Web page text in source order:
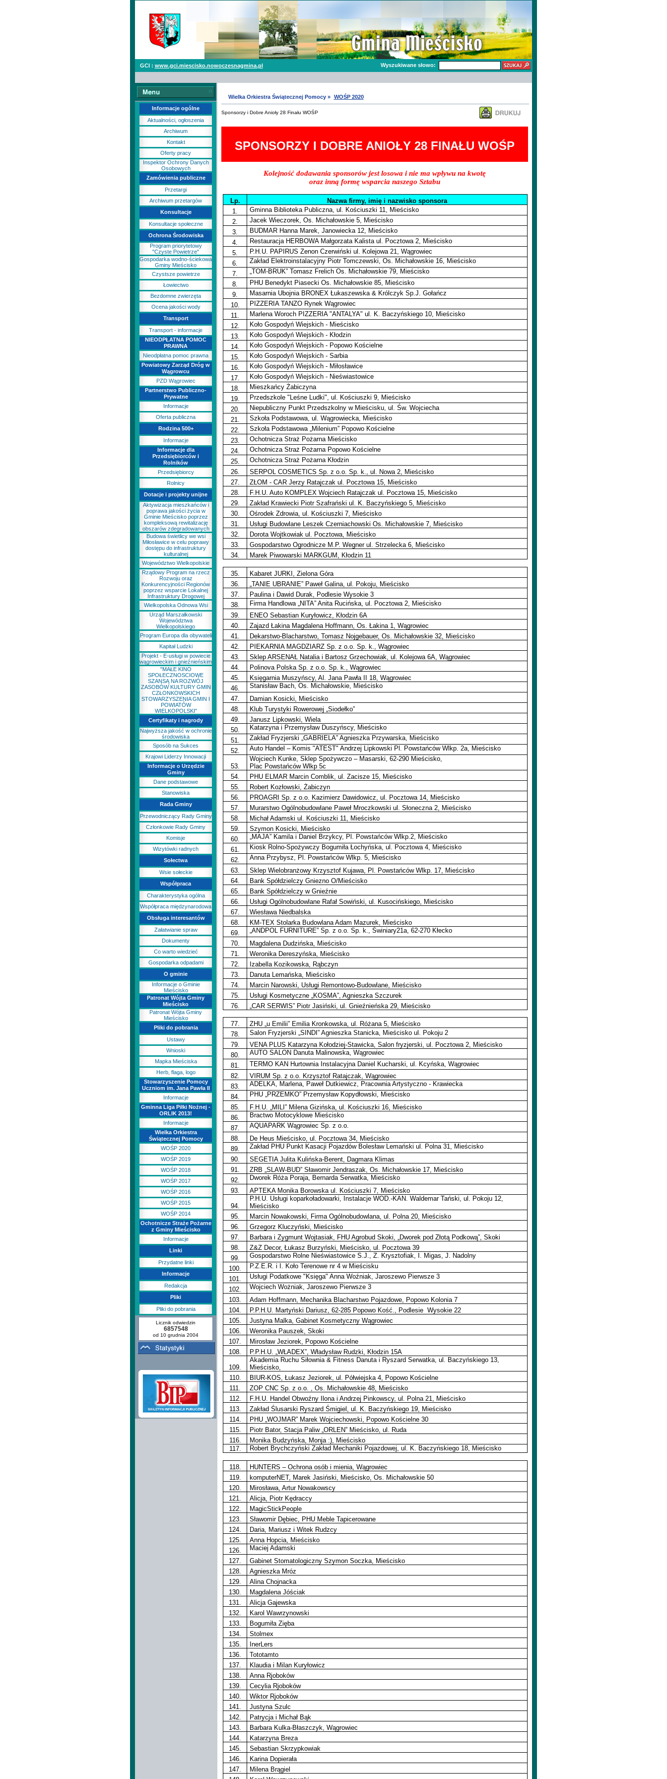
GCI : www.gci.miescisko.nowoczesnagmina.pl Wyszukiwane słowo:
Informacje ogólne
Aktualności, ogłoszenia
Archiwum
Kontakt
Oferty pracy
Inspektor Ochrony Danych
Osobowych
Zamówienia publiczne
Przetargi
Archiwum przetargów
Konsultacje
Konsultacje społeczne
Ochrona Środowiska
Program priorytetowy
"Czyste Powietrze"
Gospodarka wodno-ściekowa
Gminy Mieścisko
Czystsze powietrze
Łowiectwo
Bezdomne zwierzęta
Ocena jakości wody
Transport
Transport - informacje
NIEODPŁATNA POMOC
PRAWNA
Nieodpłatna pomoc prawna
Powiatowy Zarząd Dróg w
Wągrowcu
PZD Wągrowiec
Partnerstwo Publiczno-
Prywatne
Informacje
Oferta publiczna
Rodzina 500+
Informacje
Informacje dla
Przedsiębiorców i
Rolników
Przedsiębiorcy
Rolnicy
Dotacje i projekty unijne
Aktywizacja mieszkańców i
poprawa jakości życia w
Gminie Mieścisko poprzez
kompleksową rewitalizację
obszarów zdegradowanych
Budowa świetlicy we wsi
Miłosławice w celu poprawy
dostępu do infrastruktury
kulturalnej
Województwo Wielkopolskie
Rządowy Program na rzecz
Rozwoju oraz
Konkurencyjności Regionów
poprzez wsparcie Lokalnej
Infrastruktury Drogowej
Wielkopolska Odnowa Wsi
Urząd Marszałkowski
Województwa
Wielkopolskiego
Program Europa dla obywateli
Kapitał Ludzki
Projekt - E-usługi w powiecie
wągrowieckim i gnieźnieńskim
"MAŁE KINO
SPOŁECZNOSCIOWE
SZANSĄ NA ROZWÓJ
ZASOBÓW KULTURY GMIN
CZŁONKOWSKICH
STOWARZYSZENIA GMIN I
POWIATÓW
WIELKOPOLSKI"
Certyfikaty i nagrody
Najwyższa jakość w ochronie
środowiska
Sposób na Sukces
Krajowi Liderzy Innowacji
Informacje o Urzędzie
Gminy
Dane podstawowe
Stanowiska
Rada Gminy
Przewodniczący Rady Gminy
Członkowie Rady Gminy
Komisje
Wizytówki radnych
Sołectwa
Wsie sołeckie
Współpraca
Charakterystyka ogólna
Współpraca międzynarodowa
Obsługa interesantów
Załatwianie spraw
Dokumenty
Co warto wiedzieć
Gospodarka odpadami
O gminie
Informacje o Gminie
Mieścisko
Patronat Wójta Gminy
Mieścisko
Patronat Wójta Gminy
Mieścisko
Pliki do pobrania
Ustawy
Wnioski
Mapka Mieściska
Herb, flaga, logo
Stowarzyszenie Pomocy
Uczniom im. Jana Pawła II
Informacje
Gminna Liga Piłki Nożnej -
ORLIK 2013!
Informacje
Wielka Orkiestra
Świątecznej Pomocy
WOŚP 2020
WOŚP 2019
WOŚP 2018
WOŚP 2017
WOŚP 2016
WOŚP 2015
WOŚP 2014
Ochotnicze Straże Pożarne
z Gminy Mieścisko
Informacje
Linki
Przydatne linki
Informacje
Redakcja
Pliki
Pliki do pobrania
Licznik odwiedzin
6857548
od 10 grudnia 2004
Wielka Orkiestra Świątecznej Pomocy » WOŚP 2020
Sponsorzy i Dobre Anioły 28 Finału WOŚP
SPONSORZY I DOBRE ANIOŁY 28 FINAŁU WOŚP
Kolejność dodawania sponsorów jest losowa i nie ma wpływu na kwotę
oraz inną formę wsparcia naszego Sztabu
Lp.
Nazwa firmy, imię i nazwisko sponsora
1.
Gminna Biblioteka Publiczna, ul. Kościuszki 11, Mieścisko
2.
Jacek Wieczorek, Os. Michałowskie 5, Mieścisko
3.
BUDMAR Hanna Marek, Janowiecka 12, Mieścisko
4.
Restauracja HERBOWA Małgorzata Kalista ul. Pocztowa 2, Mieścisko
5.
P.H.U. PAPIRUS Zenon Czerwiński ul. Kolejowa 21, Wągrowiec
6.
Zakład Elektroinstalacyjny Piotr Tomczewski, Os. Michałowskie 16, Mieścisko
7.
„TOM-BRUK” Tomasz Frelich Os. Michałowskie 79, Mieścisko
8.
PHU Benedykt Piasecki Os. Michałowskie 85, Mieścisko
9.
Masarnia Ubojnia BRONEX Łukaszewska & Królczyk Sp.J. Gołańcz
10.
PIZZERIA TANZO Rynek Wągrowiec
11.
Marlena Woroch PIZZERIA "ANTALYA" ul. K. Baczyńskiego 10, Mieścisko
12.
Koło Gospodyń Wiejskich - Mieścisko
13.
Koło Gospodyń Wiejskich - Kłodzin
14.
Koło Gospodyń Wiejskich - Popowo Kościelne
15.
Koło Gospodyń Wiejskich - Sarbia
16.
Koło Gospodyń Wiejskich - Miłosławice
17.
Koło Gospodyń Wiejskich - Nieświastowice
18.
Mieszkańcy Żabiczyna
19.
Przedszkole "Leśne Ludki", ul. Kościuszki 9, Mieścisko
20.
Niepubliczny Punkt Przedszkolny w Mieścisku, ul. Św. Wojciecha
21.
Szkoła Podstawowa, ul. Wągrowiecka, Mieścisko
22.
Szkoła Podstawowa „Milenium” Popowo Kościelne
23.
Ochotnicza Straż Pożarna Mieścisko
24.
Ochotnicza Straż Pożarna Popowo Kościelne
25.
Ochotnicza Straż Pożarna Kłodzin
26.
SERPOL COSMETICS Sp. z o.o. Sp. k., ul. Nowa 2, Mieścisko
27.
ZŁOM - CAR Jerzy Ratajczak ul. Pocztowa 15, Mieścisko
28.
F.H.U. Auto KOMPLEX Wojciech Ratajczak ul. Pocztowa 15, Mieścisko
29.
Zakład Krawiecki Piotr Szafrański ul. K. Baczyńskiego 5, Mieścisko
30.
Ośrodek Zdrowia, ul. Kościuszki 7, Mieścisko
31.
Usługi Budowlane Leszek Czerniachowski Os. Michałowskie 7, Mieścisko
32.
Dorota Wojtkowiak ul. Pocztowa, Mieścisko
33.
Gospodarstwo Ogrodnicze M.P. Wegner ul. Strzelecka 6, Mieścisko
34.
Marek Piwowarski MARKGUM, Kłodzin 11
35.
Kabaret JURKI, Zielona Góra
36.
„TANIE UBRANIE” Paweł Galina, ul. Pokoju, Mieścisko
37.
Paulina i Dawid Durak, Podlesie Wysokie 3
38.
Firma Handlowa „NITA” Anita Rucińska, ul. Pocztowa 2, Mieścisko
39.
ENEO Sebastian Kuryłowicz, Kłodzin 6A
40.
Zajazd Łakina Magdalena Hoffmann, Os. Łakina 1, Wągrowiec
41.
Dekarstwo-Blacharstwo, Tomasz Nojgebauer, Os. Michałowskie 32, Mieścisko
42.
PIEKARNIA MAGDZIARZ Sp. z o.o. Sp. k., Wągrowiec
43.
Sklep ARSENAŁ Natalia i Bartosz Grzechowiak, ul. Kolejowa 6A, Wągrowiec
44.
Polinova Polska Sp. z o.o. Sp. k., Wągrowiec
45.
Księgarnia Muszyńscy, Al. Jana Pawła II 18, Wągrowiec
46.
Stanisław Bach, Os. Michałowskie, Mieścisko
47.
Damian Kosicki, Mieścisko
48.
Klub Turystyki Rowerowej „Siodełko”
49.
Janusz Lipkowski, Wiela
50.
Katarzyna i Przemysław Duszyńscy, Mieścisko
51.
Zakład Fryzjerski „GABRIELA” Agnieszka Przywarska, Mieścisko
52.
Auto Handel – Komis "ATEST" Andrzej Lipkowski Pl. Powstańców Wlkp. 2a, Mieścisko
53.
Wojciech Kunke, Sklep Spożywczo – Masarski, 62-290 Mieścisko,
Plac Powstańców Wlkp 5c
54.
PHU ELMAR Marcin Comblik, ul. Zacisze 15, Mieścisko
55.
Robert Kozłowski, Żabiczyn
56.
PROAGRI Sp. z o.o. Kazimierz Dawidowicz, ul. Pocztowa 14, Mieścisko
57.
Murarstwo Ogólnobudowlane Paweł Mroczkowski ul. Słoneczna 2, Mieścisko
58.
Michał Adamski ul. Kościuszki 11, Mieścisko
59.
Szymon Kosicki, Mieścisko
60.
„MAJA” Kamila i Daniel Brzykcy, Pl. Powstańców Wlkp.2, Mieścisko
61.
Kiosk Rolno-Spożywczy Bogumiła Łochyńska, ul. Pocztowa 4, Mieścisko
62.
Anna Przybysz, Pl. Powstańców Wlkp. 5, Mieścisko
63.
Sklep Wielobranżowy Krzysztof Kujawa, Pl. Powstańców Wlkp. 17, Mieścisko
64.
Bank Spółdzielczy Gniezno O/Mieścisko
65.
Bank Spółdzielczy w Gnieźnie
66.
Usługi Ogólnobudowlane Rafał Sowiński, ul. Kusocińskiego, Mieścisko
67.
Wiesława Niedbalska
68.
KM-TEX Stolarka Budowlana Adam Mazurek, Mieścisko
69.
„ANDPOL FURNITURE” Sp. z o.o. Sp. k., Świniary21a, 62-270 Kłecko
70.
Magdalena Dudzińska, Mieścisko
71.
Weronika Dereszyńska, Mieścisko
72.
Izabella Kozikowska, Rąbczyn
73.
Danuta Lemańska, Mieścisko
74.
Marcin Narowski, Usługi Remontowo-Budowlane, Mieścisko
75.
Usługi Kosmetyczne „KOSMA”, Agnieszka Szczurek
76.
„CAR SERWIS” Piotr Jasiński, ul. Gnieźnieńska 29, Mieścisko
77.
ZHU „u Emilii” Emilia Kronkowska, ul. Różana 5, Mieścisko
78.
Salon Fryzjerski „SINDI” Agnieszka Stanicka, Mieścisko ul. Pokoju 2
79.
VENA PLUS Katarzyna Kołodziej-Stawicka, Salon fryzjerski, ul. Pocztowa 2, Mieścisko
80.
AUTO SALON Danuta Malinowska, Wągrowiec
81.
TERMO KAN Hurtownia Instalacyjna Daniel Kucharski, ul. Kcyńska, Wągrowiec
82.
VIRUM Sp. z o.o. Krzysztof Ratajczak, Wągrowiec
83.
ADELKA, Marlena, Paweł Dutkiewicz, Pracownia Artystyczno - Krawiecka
84.
PHU „PRZEMKO” Przemysław Kopydłowski, Mieścisko
85.
F.H.U. „MILI” Milena Gizińska, ul. Kościuszki 16, Mieścisko
86.
Bractwo Motocyklowe Mieścisko
87.
AQUAPARK Wągrowiec Sp. z o.o.
88.
De Heus Mieścisko, ul. Pocztowa 34, Mieścisko
89.
Zakład PHU Punkt Kasacji Pojazdów Bolesław Lemański ul. Polna 31, Mieścisko
90.
SEGETIA Julita Kulińska-Berent, Dagmara Klimas
91.
ZRB „SLAW-BUD” Sławomir Jendraszak, Os. Michałowskie 17, Mieścisko
92.
Dworek Róża Poraja, Bernarda Serwatka, Mieścisko
93.
APTEKA Monika Borowska ul. Kościuszki 7, Mieścisko
94.
P.H.U. Usługi koparkoładowarki, Instalacje WOD.-KAN. Waldemar Tański, ul. Pokoju 12,
Mieścisko
95.
Marcin Nowakowski, Firma Ogólnobudowlana, ul. Polna 20, Mieścisko
96.
Grzegorz Kluczyński, Mieścisko
97.
Barbara i Zygmunt Wojtasiak, FHU Agrobud Skoki, „Dworek pod Złotą Podkową”, Skoki
98.
Z&Z Decor, Łukasz Burzyński, Mieścisko, ul. Pocztowa 39
99.
Gospodarstwo Rolne Nieświastowice S.J., Z. Krysztofiak, I. Migas, J. Nadolny
100.
P.Z.E.R. i I. Koło Terenowe nr 4 w Mieścisku
101.
Usługi Podatkowe "Księga" Anna Woźniak, Jaroszewo Pierwsze 3
102.
Wojciech Wożniak, Jaroszewo Pierwsze 3
103.
Adam Hoffmann, Mechanika Blacharstwo Pojazdowe, Popowo Kolonia 7
104.
P.P.H.U. Martyński Dariusz, 62-285 Popowo Kość., Podlesie Wysokie 22
105.
Justyna Malka, Gabinet Kosmetyczny Wągrowiec
106.
Weronika Pauszek, Skoki
107.
Mirosław Jeziorek, Popowo Kościelne
108.
P.P.H.U. „WŁADEX”, Władysław Rudzki, Kłodzin 15A
109.
Akademia Ruchu Siłownia & Fitness Danuta i Ryszard Serwatka, ul. Baczyńskiego 13,
Mieścisko,
110.
BIUR-KOS, Łukasz Jeziorek, ul. Półwiejska 4, Popowo Kościelne
111.
ZOP CNC Sp. z o.o. , Os. Michałowskie 48, Mieścisko
112.
F.H.U. Handel Obwoźny Ilona i Andrzej Pinkowscy, ul. Polna 21, Mieścisko
113.
Zakład Ślusarski Ryszard Śmigiel, ul. K. Baczyńskiego 19, Mieścisko
114.
PHU „WOJMAR” Marek Wojciechowski, Popowo Kościelne 30
115.
Piotr Bator, Stacja Paliw „ORLEN” Mieścisko, ul. Ruda
116.
Monika Budzyńska, Monja :), Mieścisko
117.
Robert Brychczyński Zakład Mechaniki Pojazdowej, ul. K. Baczyńskiego 18, Mieścisko
118.
HUNTERS – Ochrona osób i mienia, Wągrowiec
119.
komputerNET, Marek Jasiński, Mieścisko, Os. Michałowskie 50
120.
Mirosława, Artur Nowakowscy
121.
Alicja, Piotr Kędraccy
122.
MagicStickPeople
123.
Sławomir Dębiec, PHU Meble Tapicerowane
124.
Daria, Mariusz i Witek Rudzcy
125.
Anna Hopcia, Mieścisko
126.
Maciej Adamski
127.
Gabinet Stomatologiczny Szymon Soczka, Mieścisko
128.
Agnieszka Mróz
129.
Alina Chojnacka
130.
Magdalena Jóściak
131.
Alicja Gajewska
132.
Karol Wawrzynowski
133.
Bogumiła Zięba
134.
Stolmex
135.
InerLers
136.
Tototamto
137.
Klaudia i Milan Kuryłowicz
138.
Anna Rjoboków
139.
Cecylia Rjoboków
140.
Wiktor Rjoboków
141.
Justyna Szulc
142.
Patrycja i Michał Bąk
143.
Barbara Kulka-Błaszczyk, Wągrowiec
144.
Katarzyna Breza
145.
Sebastian Skrzypkowiak
146.
Karina Dopierała
147.
Milena Brągiel